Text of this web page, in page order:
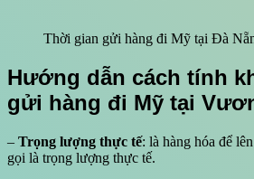
Thời gian gửi hàng đi Mỹ tại Đà
Hướng dẫn cách tính
gửi hàng đi Mỹ tại
– Trọng lượng thực tế: là hàng hóa để
gọi là trọng lượng thực tế.